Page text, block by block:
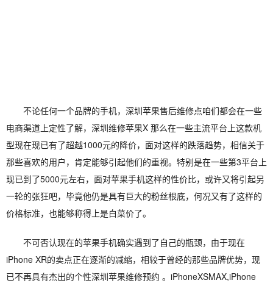
不论任何一个品牌的手机，深圳苹果售后维修点咱们都会在一些
电商渠道上定性了解，深圳维修苹果X 那么在一些主流平台上这款机
型现在现已有了超越1000元的降价，面对这样的跌落趋势，相信关于
那些喜欢的用户，肯定能够引起他们的重视。特别是在一些第3平台上
现已到了5000元左右，面对苹果手机这样的性价比，或许又将引起另
一轮的张狂吧，毕竟他仍是具有巨大的粉丝根底，何况又有了这样的
价格标准，也能够称得上是白菜价了。
不可否认现在的苹果手机确实遇到了自己的瓶颈，由于现在
iPhone XR的卖点正在逐渐的减缩，相较于曾经的那些品牌优势，现
已不再具有杰出的个性深圳苹果维修预约 。iPhoneXSMAX,iPhone